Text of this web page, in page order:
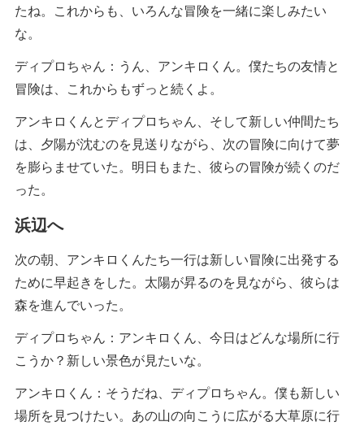
たね。これからも、いろんな冒険を一緒に楽しみたい
な。
ディプロちゃん：うん、アンキロくん。僕たちの友情と
冒険は、これからもずっと続くよ。
アンキロくんとディプロちゃん、そして新しい仲間たち
は、夕陽が沈むのを見送りながら、次の冒険に向けて夢
を膨らませていた。明日もまた、彼らの冒険が続くのだ
った。
浜辺へ
次の朝、アンキロくんたち一行は新しい冒険に出発する
ために早起きをした。太陽が昇るのを見ながら、彼らは
森を進んでいった。
ディプロちゃん：アンキロくん、今日はどんな場所に行
こうか？新しい景色が見たいな。
アンキロくん：そうだね、ディプロちゃん。僕も新しい
場所を見つけたい。あの山の向こうに広がる大草原に行